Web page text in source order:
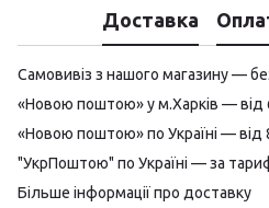
Доставка
Самовивіз з нашого магазину —
«Новою поштою» у м.Харків — від
«Новою поштою» по Україні — від
"УкрПоштою" по Україні — за
Більше інформації про доставку